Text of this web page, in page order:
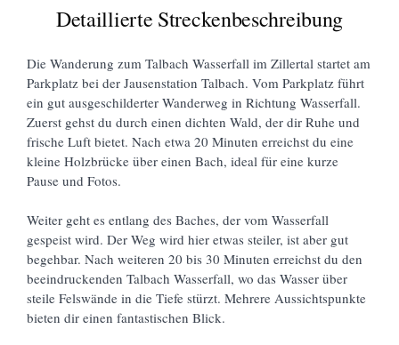
Detaillierte Streckenbeschreibung
Die Wanderung zum Talbach Wasserfall im Zillertal startet am
Parkplatz bei der Jausenstation Talbach. Vom Parkplatz führt
ein gut ausgeschilderter Wanderweg in Richtung Wasserfall.
Zuerst gehst du durch einen dichten Wald, der dir Ruhe und
frische Luft bietet. Nach etwa 20 Minuten erreichst du eine
kleine Holzbrücke über einen Bach, ideal für eine kurze
Pause und Fotos.
Weiter geht es entlang des Baches, der vom Wasserfall
gespeist wird. Der Weg wird hier etwas steiler, ist aber gut
begehbar. Nach weiteren 20 bis 30 Minuten erreichst du den
beeindruckenden Talbach Wasserfall, wo das Wasser über
steile Felswände in die Tiefe stürzt. Mehrere Aussichtspunkte
bieten dir einen fantastischen Blick.